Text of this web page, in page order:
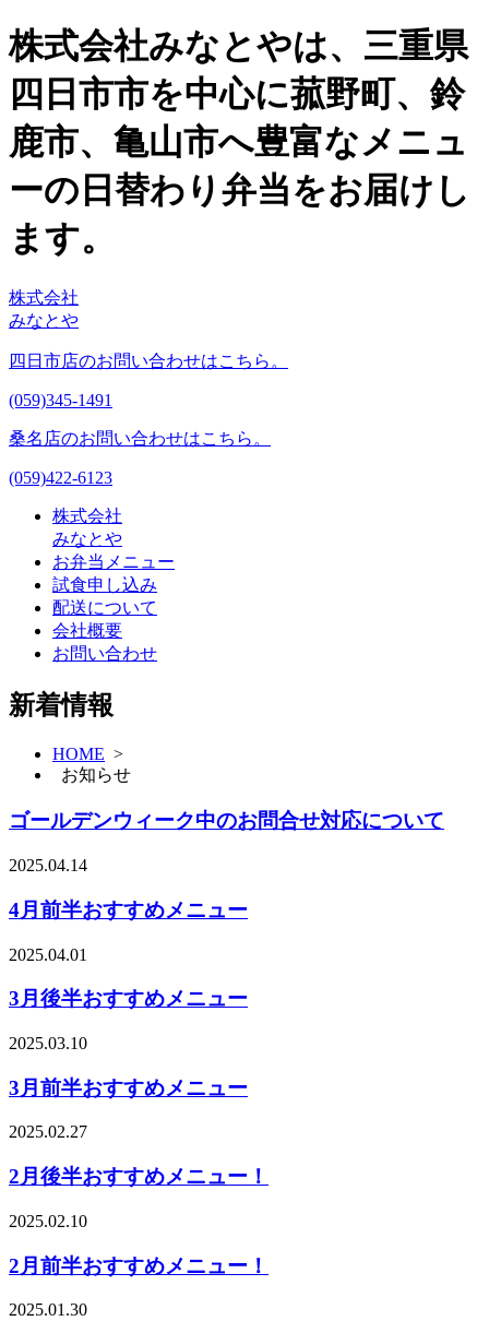
株式会社みなとやは、三重県
四日市市を中心に菰野町、鈴
鹿市、亀山市へ豊富なメニュ
ーの日替わり弁当をお届けし
ます。
株式会社
みなとや
四日市店のお問い合わせはこちら。
(059)345-1491
桑名店のお問い合わせはこちら。
(059)422-6123
株式会社
みなとや
お弁当メニュー
試食申し込み
配送について
会社概要
お問い合わせ
新着情報
HOME >
お知らせ
ゴールデンウィーク中のお問合せ対応について
2025.04.14
4月前半おすすめメニュー
2025.04.01
3月後半おすすめメニュー
2025.03.10
3月前半おすすめメニュー
2025.02.27
2月後半おすすめメニュー！
2025.02.10
2月前半おすすめメニュー！
2025.01.30